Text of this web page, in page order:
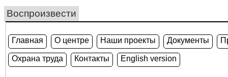
Воспроизвести
Главная О центре Наши проекты Документы
Охрана труда Контакты English version